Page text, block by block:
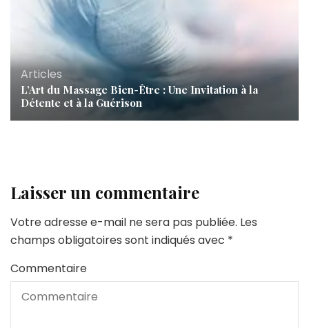
Articles
L’Art du Massage Bien-Être : Une Invitation à la
Détente et à la Guérison
Laisser un commentaire
Votre adresse e-mail ne sera pas publiée. Les
champs obligatoires sont indiqués avec *
Commentaire